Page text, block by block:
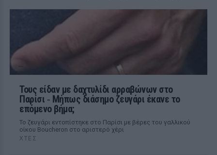
Τους είδαν με δαχτυλίδι αρραβώνων στο
Παρίσι ‑ Μήπως διάσημο ζευγάρι έκανε το
επόμενο βήμα;
Το ζευγάρι εντοπίστηκε στο Παρίσι με βέρες του γαλλικού
οίκου Boucheron στο αριστερό χέρι
ΧΤΕΣ